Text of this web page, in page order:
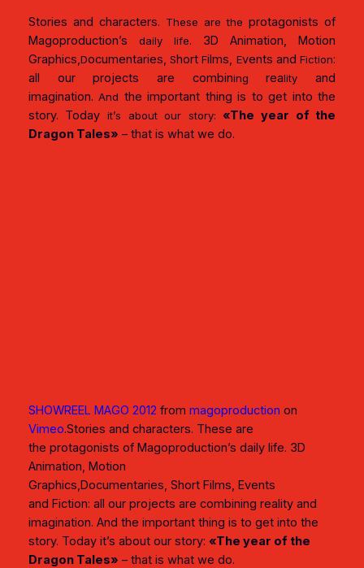
Stories and characters. These are the protagonists of
Magoproduction’s daily life. 3D Animation, Motion
Graphics,Documentaries,ShortFilms, Events andFiction:
all our projects are combining reality and
imagination.And the important thing is to get into the
story. Today it’s about our story: «The year of the
Dragon Tales» – that is what we do.
SHOWREEL MAGO 2012 from magoproduction on
Vimeo.Stories and characters. These are
the protagonists of Magoproduction’s daily life. 3D
Animation, Motion
Graphics,Documentaries, Short Films, Events
and Fiction: all our projects are combining reality and
imagination. And the important thing is to get into the
story. Today it’s about our story: «The year of the
Dragon Tales» – that is what we do.